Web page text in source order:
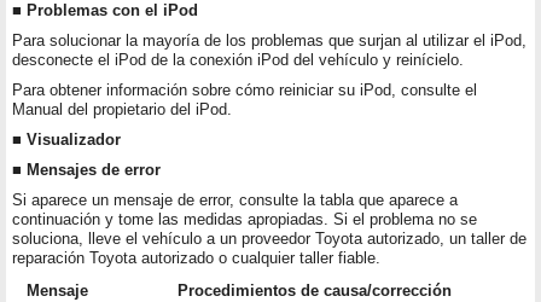
■ Problemas con el iPod
Para solucionar la mayoría de los problemas que surjan al utilizar el iPod,
desconecte el iPod de la conexión iPod del vehículo y reinícielo.
Para obtener información sobre cómo reiniciar su iPod, consulte el
Manual del propietario del iPod.
■ Visualizador
■ Mensajes de error
Si aparece un mensaje de error, consulte la tabla que aparece a
continuación y tome las medidas apropiadas. Si el problema no se
soluciona, lleve el vehículo a un proveedor Toyota autorizado, un taller de
reparación Toyota autorizado o cualquier taller fiable.
Mensaje
Procedimientos de causa/corrección